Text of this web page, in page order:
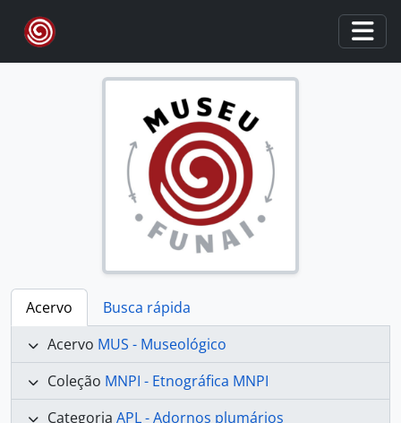
Skip to main content
Acervo
Busca rápida
Acervo MUS - Museológico
Coleção MNPI - Etnográfica MNPI
Categoria APL - Adornos plumários